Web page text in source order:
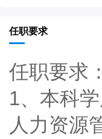
任职要求
任职要求：
1、本科
人力资源